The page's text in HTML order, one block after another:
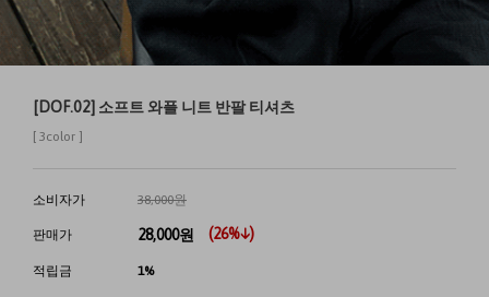
[DOF.02] 소프트 와플 니트 반팔 티셔츠
[ 3color ]
소비자가 38,000원
판매가 28,000원 (26%↓)
적립금 1%